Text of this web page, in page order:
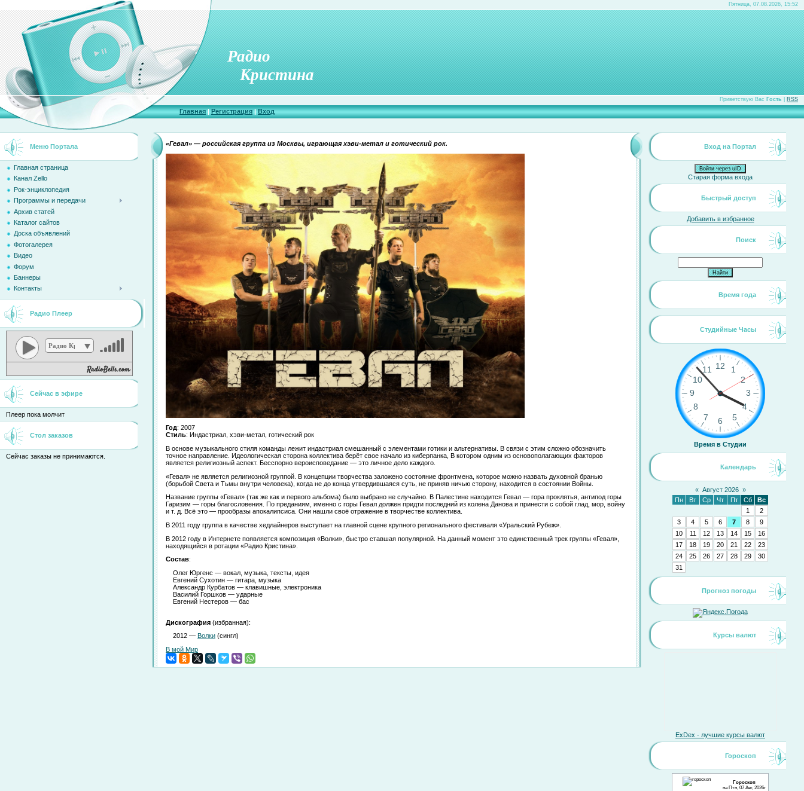
Пятница, 07.08.2026, 15:52
Радио
Кристина
Приветствую Вас Гость RSS
Главная|Регистрация|Вход
Меню Портала
Главная страница
Канал Zello
Рок-энциклопедия
Программы и передачи
Архив статей
Каталог сайтов
Доска объявлений
Фотогалерея
Видео
Форум
Баннеры
Контакты
Радио Плеер
Радио Кристина
Сейчас в эфире
Плеер пока молчит
Стол заказов
Сейчас заказы не принимаются.
«Гевал» — российская группа из Москвы, играющая хэви-метал и готический рок.
Год: 2007
Стиль: Индастриал, хэви-метал, готический рок
В основе музыкального стиля команды лежит индастриал смешанный с элементами готики и альтернативы. В связи с этим сложно обозначить
точное направление. Идеологическая сторона коллектива берёт свое начало из киберпанка, В котором одним из основополагающих факторов
является религиозный аспект. Бесспорно вероисповедание — это личное дело каждого.
«Гевал» не является религиозной группой. В концепции творчества заложено состояние фронтмена, которое можно назвать духовной бранью
(борьбой Света и Тьмы внутри человека), когда не до конца утвердившаяся суть, не приняв ничью сторону, находится в состоянии Войны.
Название группы «Гевал» (так же как и первого альбома) было выбрано не случайно. В Палестине находится Гевал — гора проклятья, антипод горы
Гаризим — горы благословения. По преданиям, именно с горы Гевал должен придти последний из колена Данова и принести с собой глад, мор, войну
и т. д. Всё это — прообразы апокалипсиса. Они нашли своё отражение в творчестве коллектива.
В 2011 году группа в качестве хедлайнеров выступает на главной сцене крупного регионального фестиваля «Уральский Рубеж».
В 2012 году в Интернете появляется композиция «Волки», быстро ставшая популярной. На данный момент это единственный трек группы «Гевал»,
находящийся в ротации «Радио Кристина».
Состав:
Олег Юргенс — вокал, музыка, тексты, идея
Евгений Сухотин — гитара, музыка
Александр Курбатов — клавишные, электроника
Василий Горшков — ударные
Евгений Нестеров — бас
Дискография (избранная):
2012 — Волки (сингл)
В мой Мир
Вход на Портал
Войти через uID
Старая форма входа
Быстрый доступ
Добавить в избранное
Поиск
Время года
Студийные Часы
Время в Студии
Календарь
« Август 2026 »
Пн
Вт Ср Чт Пт Сб
Вс
1
2
3
4 5 6 7 8
9
10
11 12 13 14 15
16
17
18 19 20 21 22
23
24
25 26 27 28 29
30
31
Прогноз погоды
Курсы валют
ExDex - лучшие курсы валют
Гороскоп
Гороскоп
на Птн, 07 Авг, 2026г